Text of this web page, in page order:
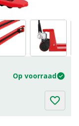
Op voorraad